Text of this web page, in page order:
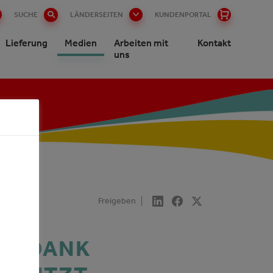
SUCHE LÄNDERSEITEN KUNDENPORTAL
Lieferung Medien
Arbeiten mit
uns
Kontakt
Freigeben
DANK